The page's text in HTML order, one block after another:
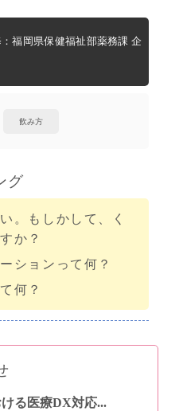
福岡県保健福祉部薬務課 企
飲み方
グ
。もしかして、く
か？
ションって何？
何？
る医療DX対応...